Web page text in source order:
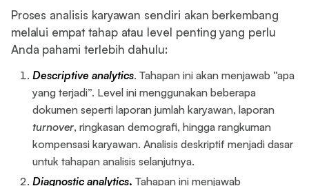
Proses analisis karyawan sendiri akan berkembang
melalui empat tahap atau level penting yang perlu
Anda pahami terlebih dahulu:
Descriptive analytics. Tahapan ini akan menjawab “apa
yang terjadi”. Level ini menggunakan beberapa
dokumen seperti laporan jumlah karyawan, laporan
turnover, ringkasan demografi, hingga rangkuman
kompensasi karyawan. Analisis deskriptif menjadi dasar
untuk tahapan analisis selanjutnya.
Diagnostic analytics. Tahapan ini menjawab